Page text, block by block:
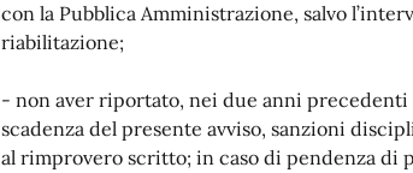
con la Pubblica Amministrazione, salvo
riabilitazione;
- non aver riportato, nei due anni precedenti
scadenza del presente avviso, sanzioni
al rimprovero scritto; in caso di pendenza di